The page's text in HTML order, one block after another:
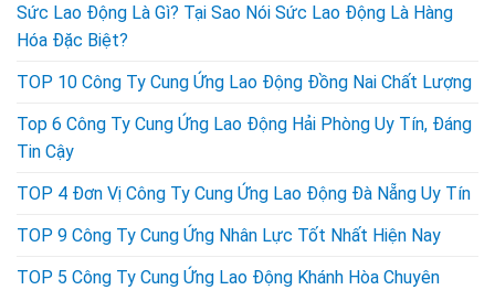
Sức Lao Động Là Gì? Tại Sao Nói Sức Lao Động Là Hàng
Hóa Đặc Biệt?
TOP 10 Công Ty Cung Ứng Lao Động Đồng Nai Chất Lượng
Top 6 Công Ty Cung Ứng Lao Động Hải Phòng Uy Tín, Đáng
Tin Cậy
TOP 4 Đơn Vị Công Ty Cung Ứng Lao Động Đà Nẵng Uy Tín
TOP 9 Công Ty Cung Ứng Nhân Lực Tốt Nhất Hiện Nay
TOP 5 Công Ty Cung Ứng Lao Động Khánh Hòa Chuyên